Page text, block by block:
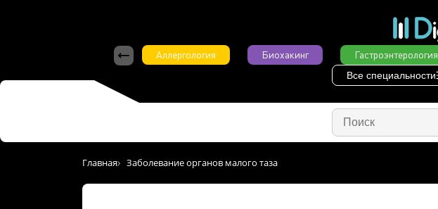
Аллергология
Биохакинг Гастроэнтерология
Все специальности
Главная Заболевание органов малого таза